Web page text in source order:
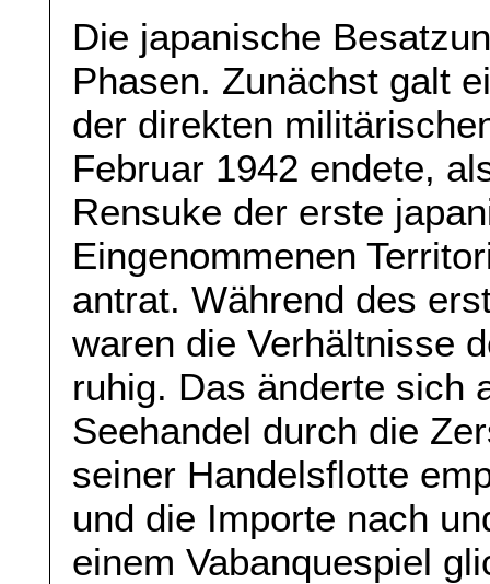
Die japanische
Phasen. Zunächst galt
der direkten
Februar 1942 endete,
Rensuke der erste
Eingenommenen
antrat. Während des
waren die Verhältnisse
ruhig. Das änderte sich
Seehandel durch die
seiner Handelsflotte
und die Importe nach
einem Vabanquespiel